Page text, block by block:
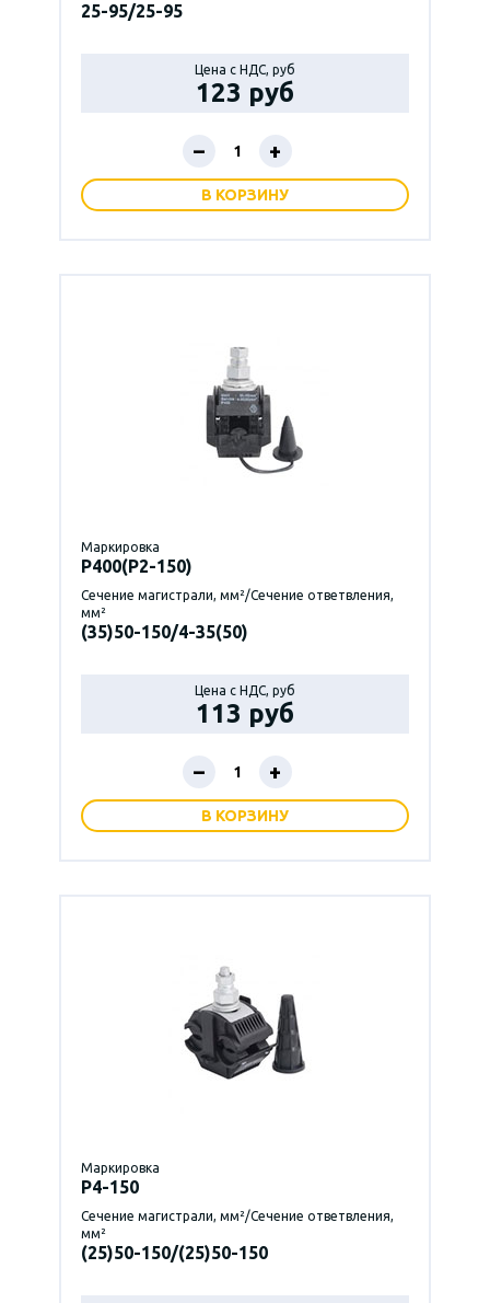
25-95/25-95
Цена с НДС, руб
123 руб
– +
В КОРЗИНУ
Маркировка
P400(Р2-150)
Сечение магистрали, мм²/Сечение ответвления,
мм²
(35)50-150/4-35(50)
Цена с НДС, руб
113 руб
– +
В КОРЗИНУ
Маркировка
P4-150
Сечение магистрали, мм²/Сечение ответвления,
мм²
(25)50-150/(25)50-150